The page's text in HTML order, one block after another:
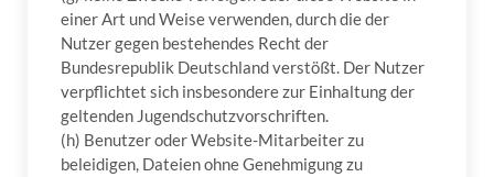
einer Art und Weise verwenden, durch die der
Nutzer gegen bestehendes Recht der
Bundesrepublik Deutschland verstößt. Der Nutzer
verpflichtet sich insbesondere zur Einhaltung der
geltenden Jugendschutzvorschriften.
(h) Benutzer oder Website-Mitarbeiter zu
beleidigen, Dateien ohne Genehmigung zu